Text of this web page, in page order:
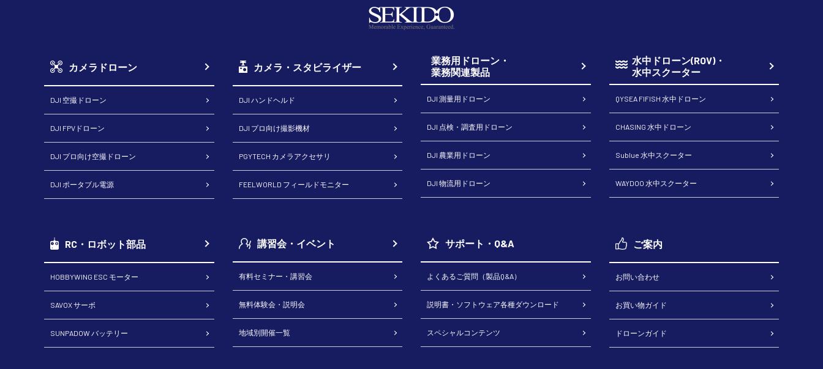
カメラドローン
DJI 空撮ドローン
DJI FPVドローン
DJI プロ向け空撮ドローン
DJI ポータブル電源
カメラ・スタビライザー
DJI ハンドヘルド
DJI プロ向け撮影機材
PGYTECH カメラアクセサリ
FEELWORLD フィールドモニター
業務用ドローン・
業務関連製品
DJI 測量用ドローン
DJI 点検・調査用ドローン
DJI 農業用ドローン
DJI 物流用ドローン
水中ドローン(ROV)・
水中スクーター
QYSEA FIFISH 水中ドローン
CHASING 水中ドローン
Sublue 水中スクーター
WAYDOO 水中スクーター
RC・ロボット部品
HOBBYWING ESC モーター
SAVOX サーボ
SUNPADOW バッテリー
講習会・イベント
有料セミナー・講習会
無料体験会・説明会
地域別開催一覧
サポート・Q&A
よくあるご質問（製品Q&A）
説明書・ソフトウェア各種ダウンロード
スペシャルコンテンツ
ご案内
お問い合わせ
お買い物ガイド
ドローンガイド